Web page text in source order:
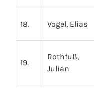
18. Vogel, Elias
19.
Rothfuß,
Julian